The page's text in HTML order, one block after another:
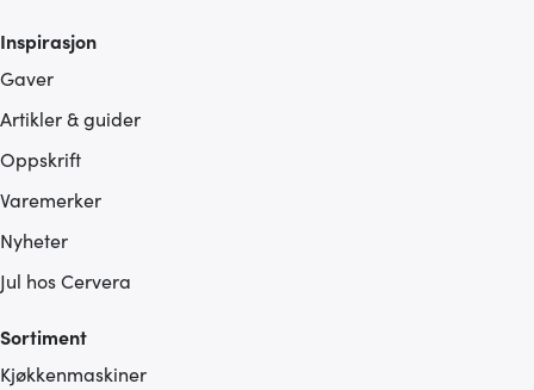
Inspirasjon
Gaver
Artikler & guider
Oppskrift
Varemerker
Nyheter
Jul hos Cervera
Sortiment
Kjøkkenmaskiner